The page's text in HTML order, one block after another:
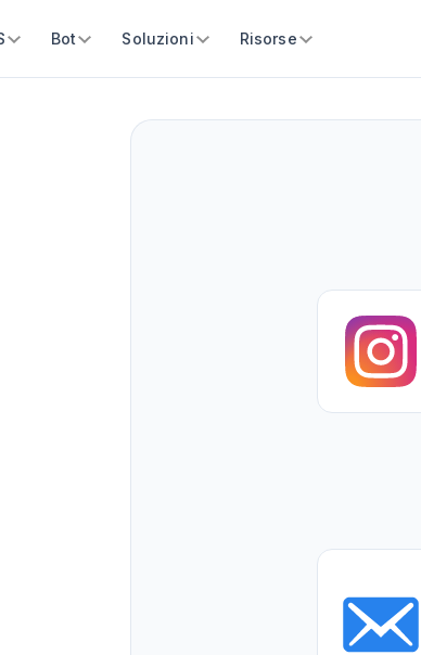
Bot Soluzioni Risorse